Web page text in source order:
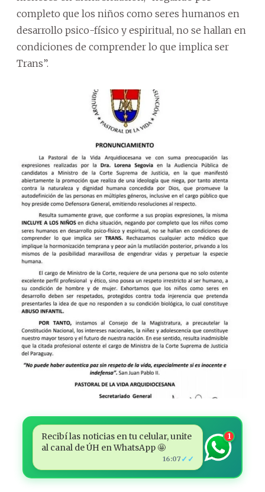
completo que los niños como seres humanos en
desarrollo psico-físico y espiritual, no se hallan en
condiciones de comprender lo que implica ser
Trans”.
Recibí las noticias en tu celular, unite
al canal de ÚH en WhatsApp 🤩
16:07 ✓✓
1